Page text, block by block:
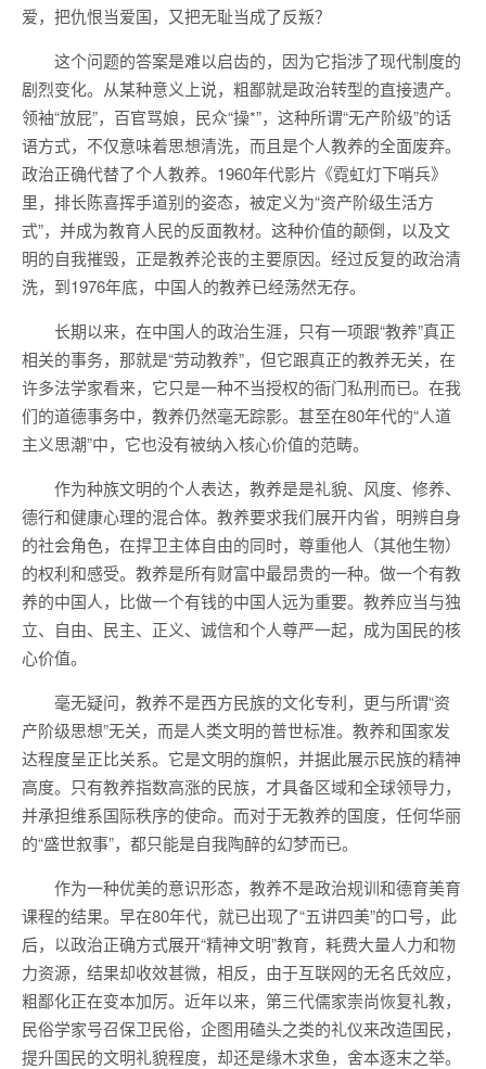
爱，把仇恨当爱国，又把无耻当成了反叛？
这个问题的答案是难以启齿的，因为它指涉了现代制度的
剧烈变化。从某种意义上说，粗鄙就是政治转型的直接遗产。
领袖“放屁”，百官骂娘，民众“操*”，这种所谓“无产阶级”的话
语方式，不仅意味着思想清洗，而且是个人教养的全面废弃。
政治正确代替了个人教养。1960年代影片《霓虹灯下哨兵》
里，排长陈喜挥手道别的姿态，被定义为“资产阶级生活方
式”，并成为教育人民的反面教材。这种价值的颠倒，以及文
明的自我摧毁，正是教养沦丧的主要原因。经过反复的政治清
洗，到1976年底，中国人的教养已经荡然无存。
长期以来，在中国人的政治生涯，只有一项跟“教养”真正
相关的事务，那就是“劳动教养”，但它跟真正的教养无关，在
许多法学家看来，它只是一种不当授权的衙门私刑而已。在我
们的道德事务中，教养仍然毫无踪影。甚至在80年代的“人道
主义思潮”中，它也没有被纳入核心价值的范畴。
作为种族文明的个人表达，教养是是礼貌、风度、修养、
德行和健康心理的混合体。教养要求我们展开内省，明辨自身
的社会角色，在捍卫主体自由的同时，尊重他人（其他生物）
的权利和感受。教养是所有财富中最昂贵的一种。做一个有教
养的中国人，比做一个有钱的中国人远为重要。教养应当与独
立、自由、民主、正义、诚信和个人尊严一起，成为国民的核
心价值。
毫无疑问，教养不是西方民族的文化专利，更与所谓“资
产阶级思想”无关，而是人类文明的普世标准。教养和国家发
达程度呈正比关系。它是文明的旗帜，并据此展示民族的精神
高度。只有教养指数高涨的民族，才具备区域和全球领导力，
并承担维系国际秩序的使命。而对于无教养的国度，任何华丽
的“盛世叙事”，都只能是自我陶醉的幻梦而已。
作为一种优美的意识形态，教养不是政治规训和德育美育
课程的结果。早在80年代，就已出现了“五讲四美”的口号，此
后，以政治正确方式展开“精神文明”教育，耗费大量人力和物
力资源，结果却收效甚微，相反，由于互联网的无名氏效应，
粗鄙化正在变本加厉。近年以来，第三代儒家崇尚恢复礼教，
民俗学家号召保卫民俗，企图用磕头之类的礼仪来改造国民，
提升国民的文明礼貌程度，却还是缘木求鱼，舍本逐末之举。